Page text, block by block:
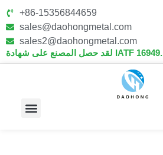
+86-15356844659
sales@daohongmetal.com
sales2@daohongmetal.com
لقد حصل المصنع على شهادة IATF 16949.